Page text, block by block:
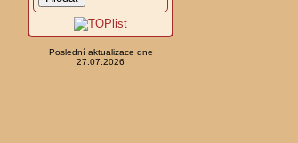
Poslední aktualizace dne
27.07.2026